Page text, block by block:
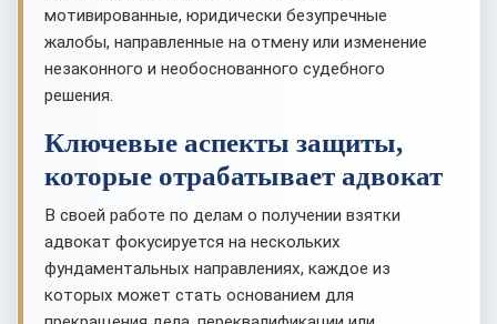
мотивированные, юридически безупречные
жалобы, направленные на отмену или изменение
незаконного и необоснованного судебного
решения.
Ключевые аспекты защиты,
которые отрабатывает адвокат
В своей работе по делам о получении взятки
адвокат фокусируется на нескольких
фундаментальных направлениях, каждое из
которых может стать основанием для